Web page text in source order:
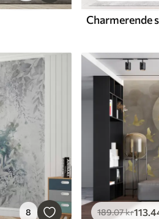
Charmerende
8 189.07kr113